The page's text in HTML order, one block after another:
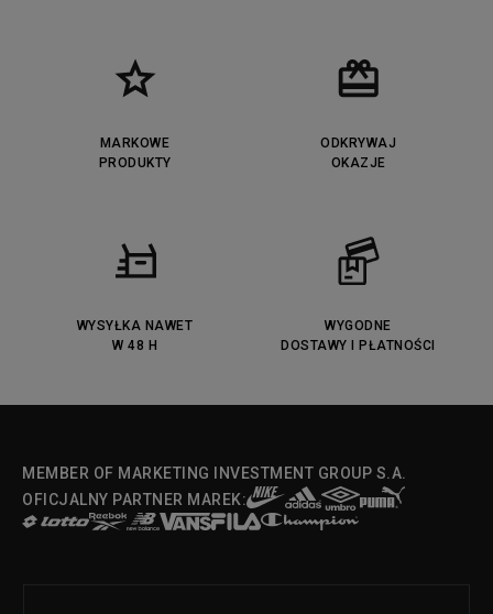
MARKOWE
PRODUKTY
ODKRYWAJ
OKAZJE
WYSYŁKA NAWET
W 48 H
WYGODNE
DOSTAWY I PŁATNOŚCI
MEMBER OF MARKETING INVESTMENT GROUP S.A.
OFICJALNY PARTNER MAREK: